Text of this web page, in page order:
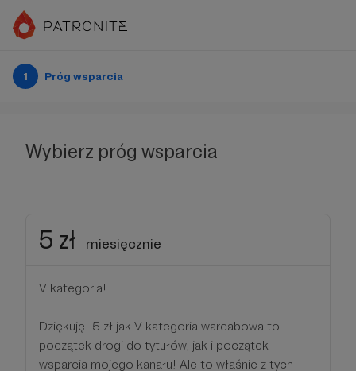
1 Próg wsparcia
Wybierz próg wsparcia
5 zł miesięcznie
V kategoria!
Dziękuję! 5 zł jak V kategoria warcabowa to
początek drogi do tytułów, jak i początek
wsparcia mojego kanału! Ale to właśnie z tych